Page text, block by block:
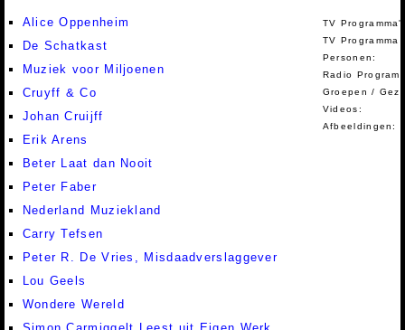
Alice Oppenheim
De Schatkast
Muziek voor Miljoenen
Cruyff & Co
Johan Cruijff
Erik Arens
Beter Laat dan Nooit
Peter Faber
Nederland Muziekland
Carry Tefsen
Peter R. De Vries, Misdaadverslaggever
Lou Geels
Wondere Wereld
TV
TV Programma
Personen:
Radio
Groepen /
Videos:
Afbeeldingen: